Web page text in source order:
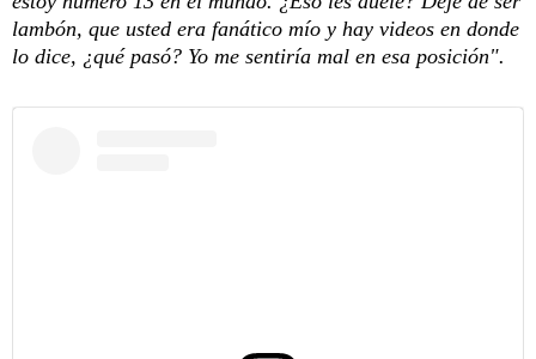
lambón, que usted era fanático mío y hay videos en donde
lo dice, ¿qué pasó? Yo me sentiría mal en esa posición".